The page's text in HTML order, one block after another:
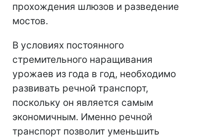
прохождения шлюзов и разведение
мостов.
В условиях постоянного
стремительного наращивания
урожаев из года в год, необходимо
развивать речной транспорт,
поскольку он является самым
экономичным. Именно речной
транспорт позволит уменьшить